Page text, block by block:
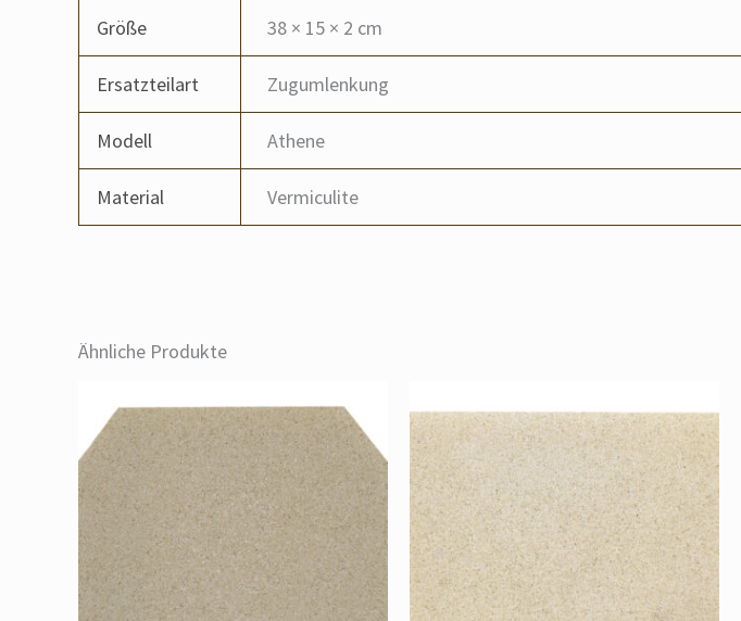
Größe 38 × 15 × 2 cm
Ersatzteilart Zugumlenkung
Modell Athene
Material Vermiculite
Ähnliche Produkte